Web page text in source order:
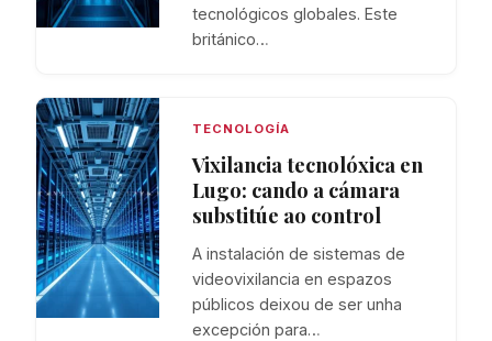
tecnológicos globales. Este
británico…
TECNOLOGÍA
Vixilancia tecnolóxica en
Lugo: cando a cámara
substitúe ao control
A instalación de sistemas de
videovixilancia en espazos
públicos deixou de ser unha
excepción para…